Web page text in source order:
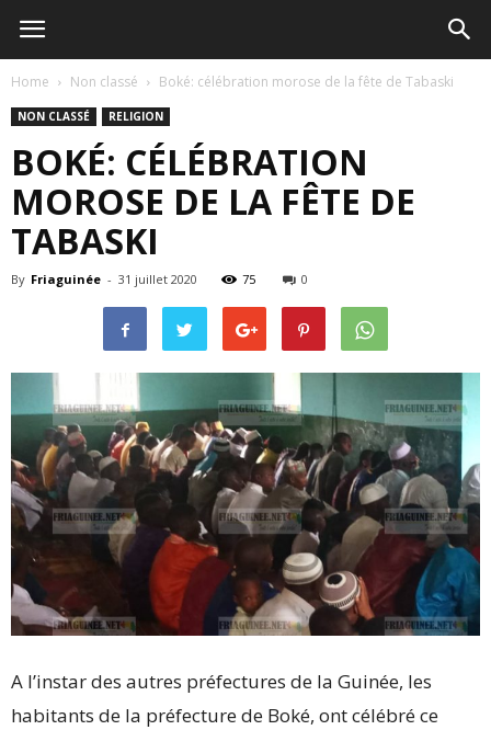
Home Non classé Boké: célébration morose de la fête de Tabaski
NON CLASSÉ RELIGION
BOKÉ: CÉLÉBRATION
MOROSE DE LA FÊTE DE
TABASKI
By Friaguinée - 31 juillet 2020 75 0
A l’instar des autres préfectures de la Guinée, les
habitants de la préfecture de Boké, ont célébré ce